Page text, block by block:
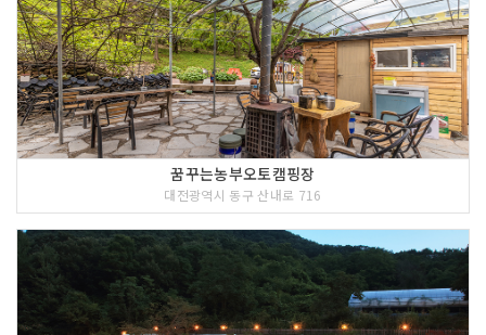
꿈꾸는농부오토캠핑장
대전광역시 동구 산내로 716